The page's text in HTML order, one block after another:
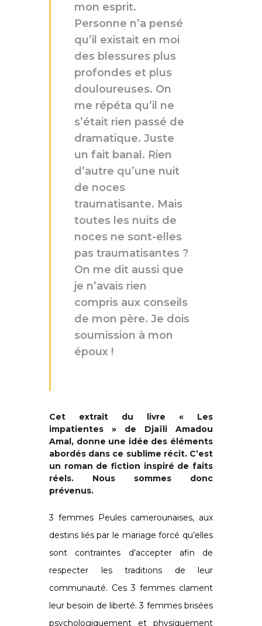
mon esprit.
Personne n’a pensé
qu’il existait en moi
des blessures plus
profondes et plus
douloureuses. On
me répéta qu’il ne
s’était rien passé de
dramatique. Juste
un fait banal. Rien
d’autre qu’une nuit
de noces
traumatisante. Mais
toutes les nuits de
noces ne sont-elles
pas traumatisantes ?
On me dit aussi que
je n’avais rien
compris aux conseils
de mon père. Je dois
soumission à mon
époux !
Cet extrait du livre « Les
impatientes » de Djaïli Amadou
Amal, donne une idée des éléments
abordés dans ce sublime récit. C’est
un roman de fiction inspiré de faits
réels. Nous sommes donc
prévenus.
3 femmes Peules camerounaises, aux
destins liés par le mariage forcé qu’elles
sont contraintes d’accepter afin de
respecter les traditions de leur
communauté. Ces 3 femmes clament
leur besoin de liberté. 3 femmes brisées
psychologiquement et physiquement